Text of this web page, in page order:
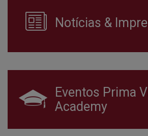
Notícias &
Eventos Prima
Academy